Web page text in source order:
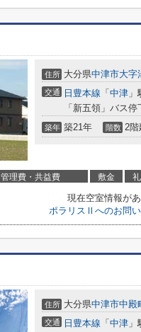
住所 大分県中津市大字
交通 日豊本線 「 中津
「新五領」バス
築年 築21年 階数 2階
管理費・共益費 敷金
現在空室情報があ
ポラリスⅡへのお問
住所 大分県中津市中殿
交通 日豊本線 「 中津